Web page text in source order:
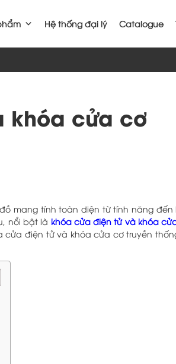
Hệ thống đại lý Catalogue
khóa cửa cơ
mang tính toàn diện từ tính năng đến
nổi bật là khóa cửa điện tử và khóa
cửa điện tử và khóa cửa cơ truyền